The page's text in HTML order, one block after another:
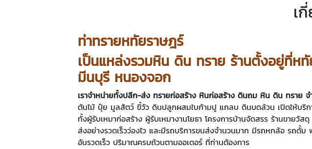
เ
ท่าทรายหทัยราษฎร์
เป็นแหล่งรวมหิน ดิน ทราย ร้านตั้งอยู่ที่ห
มีนบุรี หนองจอก
เราจำหน่ายทั้งปลีก-ส่ง ทรายก่อสร้าง หินก่อสร้าง ดินถม หิน ดิน ทราย
ต้นไม้ ปุ๋ย มูลสัตว์ ขี้วัว ดินปลูกผสมใบก้ามปู แกลบ ดินบดล้วน เปิดให้บริก
ทั้งผู้รับเหมาก่อสร้าง ผู้รับเหมางานโยธา โครงการบ้านจัดสรร ร้านขายวั
ส่งอย่างรวดเร็วว่องไว และมีรถบริการขนส่งจำนวนมาก มีรถหกล้อ รถดั้ม
อันรวดเร็ว ปริมาณครบถ้วนตามออเดอร์ ที่ท่านต้องการ